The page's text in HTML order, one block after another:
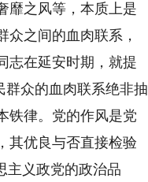
靡之风等，本质上是
之间的血肉联系，
志在延安时期，就提
群众的血肉联系绝非抽
铁律。党的作风是党
其优良与否直接检验
主义政党的政治品